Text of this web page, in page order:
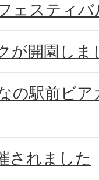
ェスティ
が開園しま
の駅前ビ
されました